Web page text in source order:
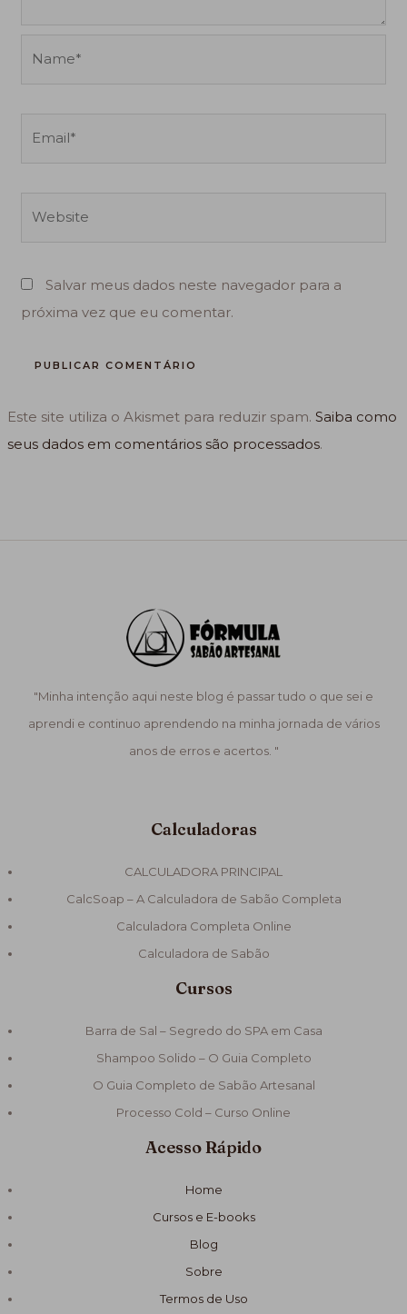
Salvar meus dados neste navegador para a
próxima vez que eu comentar.
Este site utiliza o Akismet para reduzir spam.Saiba como
seus dados em comentários são processados.
"Minha intenção aqui neste blog é passar tudo o que sei e
aprendi e continuo aprendendo na minha jornada de vários
anos de erros e acertos. "
Calculadoras
CALCULADORA PRINCIPAL
CalcSoap – A Calculadora de Sabão Completa
Calculadora Completa Online
Calculadora de Sabão
Cursos
Barra de Sal – Segredo do SPA em Casa
Shampoo Solido – O Guia Completo
O Guia Completo de Sabão Artesanal
Processo Cold – Curso Online
Acesso Rápido
Home
Cursos e E-books
Blog
Sobre
Termos de Uso